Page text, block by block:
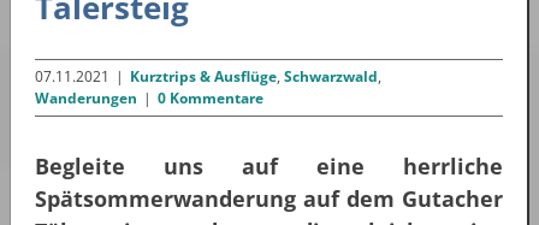
07.11.2021 | Kurztrips & Ausflüge, Schwarzwald,
Wanderungen | 0 Kommentare
Begleite uns auf eine herrliche
Spätsommerwanderung auf dem Gutacher